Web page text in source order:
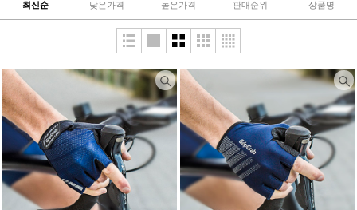
최신순 낮은가격 높은가격 판매순위 상품명